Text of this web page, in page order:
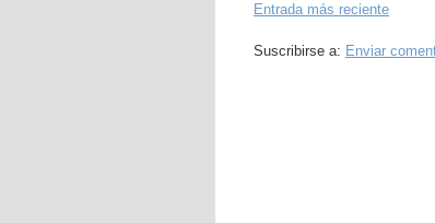
Entrada más reciente
Suscribirse a: Enviar